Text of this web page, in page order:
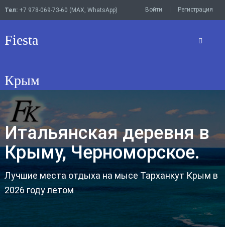
Тел: +7 978-069-73-60 (MAX, WhatsApp) Войти Регистрация
Fiesta
Крым
Итальянская деревня в
Крыму, Черноморское.
Лучшие места отдыха на мысе Тарханкут Крым в
2026 году летом